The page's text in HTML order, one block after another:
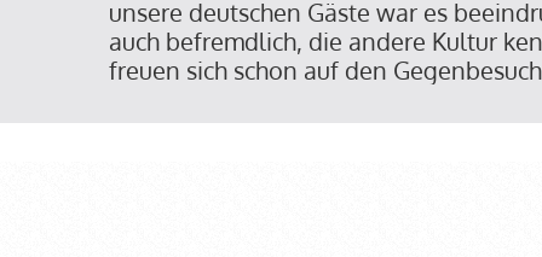
unsere deutschen Gäste war es
auch befremdlich, die andere Kultur
freuen sich schon auf den